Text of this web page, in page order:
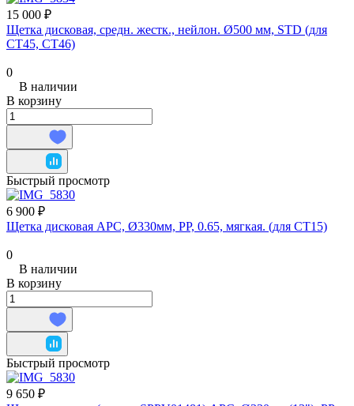
15 000 ₽
Щетка дисковая, средн. жестк., нейлон. Ø500 мм, STD (для
CT45, CT46)
0
В наличии
В корзину
Быстрый просмотр
6 900 ₽
Щетка дисковая APC, Ø330мм, PP, 0.65, мягкая. (для CT15)
0
В наличии
В корзину
Быстрый просмотр
9 650 ₽